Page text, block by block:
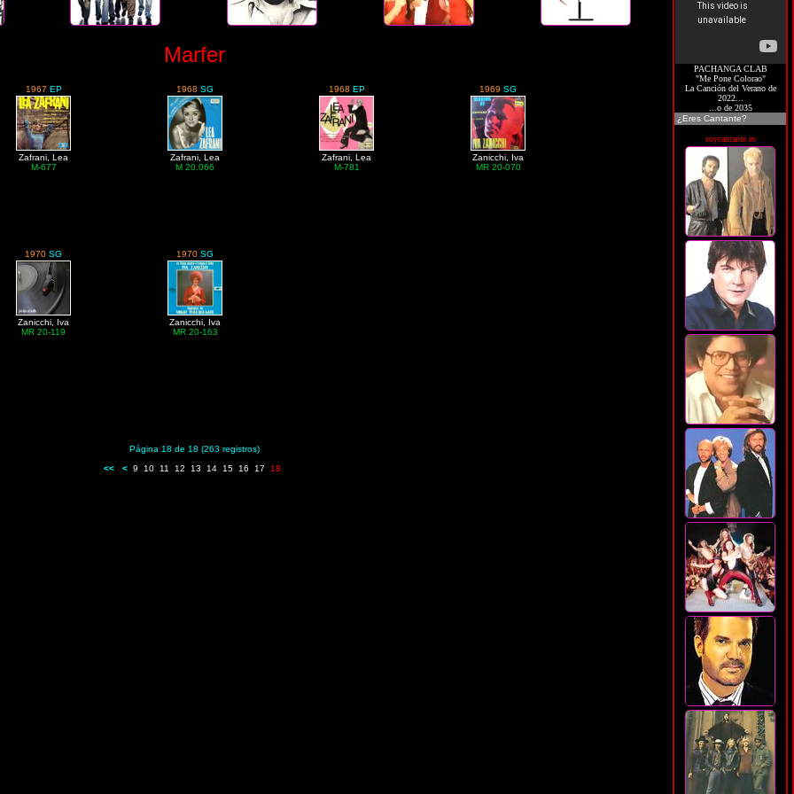
Marfer
1967 EP
Zafrani, Lea
M-677
1968 SG
Zafrani, Lea
M 20.066
1968 EP
Zafrani, Lea
M-781
1969 SG
Zanicchi, Iva
MR 20-070
1970 SG
Zanicchi, Iva
MR 20-119
1970 SG
Zanicchi, Iva
MR 20-163
Página 18 de 18 (263 registros)
<<
< 9 10 11 12 13 14 15 16 17 18
PACHANGA CLAB
"Me Pone Colorao"
La Canción del Verano de
2022...
...o de 2035
¿Eres Cantante?
soycantante.es